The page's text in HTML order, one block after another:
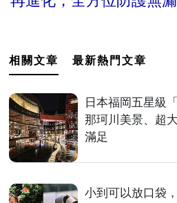
相關文章 最新熱門文章
日本福岡五星級
那珂川美景、超
滿足
小到可以放口袋